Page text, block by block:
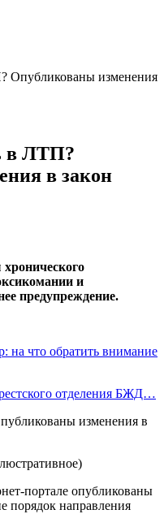
Опубликованы изменения
в ЛТП?
в закон
и
предупреждение.
на что обратить внимание
отделения БЖД…
портале опубликованы
порядок направления